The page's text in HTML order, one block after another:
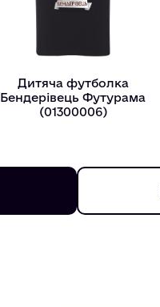
Дитяча футболка
Бендерівець Футурама
(01300006)